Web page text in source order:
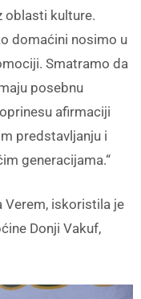
oblasti kulture.
domaćini nosimo u
Smatramo da
posebnu
afirmaciji
predstavljanju i
generacijama.“
Verem, iskoristila je
Donji Vakuf,